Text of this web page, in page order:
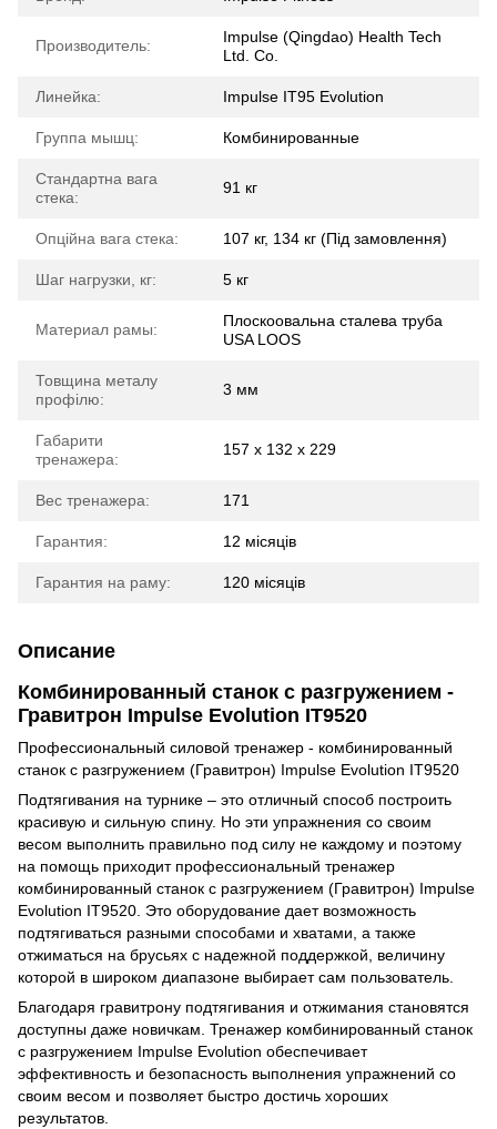
Производитель:
Impulse (Qingdao) Health Tech
Ltd. Co.
Линейка: Impulse IT95 Evolution
Группа мышц: Комбинированные
Стандартна вага
стека:
91 кг
Опційна вага стека: 107 кг, 134 кг (Під замовлення)
Шаг нагрузки, кг: 5 кг
Материал рамы:
Плоскоовальна сталева труба
USA LOOS
Товщина металу
профілю:
3 мм
Габарити
тренажера:
157 х 132 х 229
Вес тренажера: 171
Гарантия: 12 місяців
Гарантия на раму: 120 місяців
Описание
Комбинированный станок с разгружением -
Гравитрон Impulse Evolution IT9520
Профессиональный силовой тренажер - комбинированный
станок с разгружением (Гравитрон) Impulse Evolution IT9520
Подтягивания на турнике – это отличный способ построить
красивую и сильную спину. Но эти упражнения со своим
весом выполнить правильно под силу не каждому и поэтому
на помощь приходит профессиональный тренажер
комбинированный станок с разгружением (Гравитрон) Impulse
Evolution IT9520. Это оборудование дает возможность
подтягиваться разными способами и хватами, а также
отжиматься на брусьях с надежной поддержкой, величину
которой в широком диапазоне выбирает сам пользователь.
Благодаря гравитрону подтягивания и отжимания становятся
доступны даже новичкам. Тренажер комбинированный станок
с разгружением Impulse Evolution обеспечивает
эффективность и безопасность выполнения упражнений со
своим весом и позволяет быстро достичь хороших
результатов.